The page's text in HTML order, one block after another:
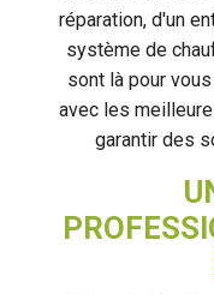
réparation, d'un
système de
sont là pour
avec les
garantir des